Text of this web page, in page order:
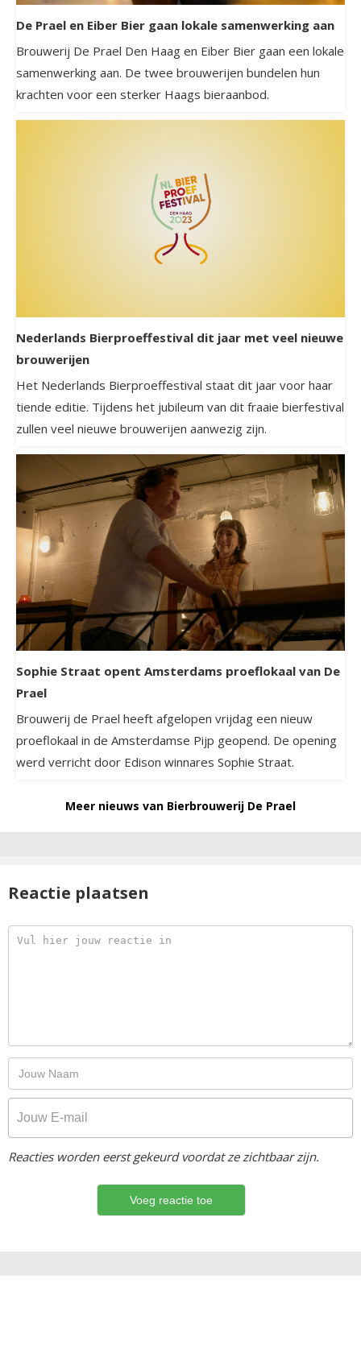
De Prael en Eiber Bier gaan lokale samenwerking aan
Brouwerij De Prael Den Haag en Eiber Bier gaan een lokale
samenwerking aan. De twee brouwerijen bundelen hun
krachten voor een sterker Haags bieraanbod.
Nederlands Bierproeffestival dit jaar met veel nieuwe
brouwerijen
Het Nederlands Bierproeffestival staat dit jaar voor haar
tiende editie. Tijdens het jubileum van dit fraaie bierfestival
zullen veel nieuwe brouwerijen aanwezig zijn.
Sophie Straat opent Amsterdams proeflokaal van De
Prael
Brouwerij de Prael heeft afgelopen vrijdag een nieuw
proeflokaal in de Amsterdamse Pijp geopend. De opening
werd verricht door Edison winnares Sophie Straat.
Meer nieuws van Bierbrouwerij De Prael
Reactie plaatsen
Reacties worden eerst gekeurd voordat ze zichtbaar zijn.